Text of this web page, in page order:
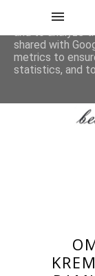
This site uses
and to analyze
shared with
metrics to
statistics, and